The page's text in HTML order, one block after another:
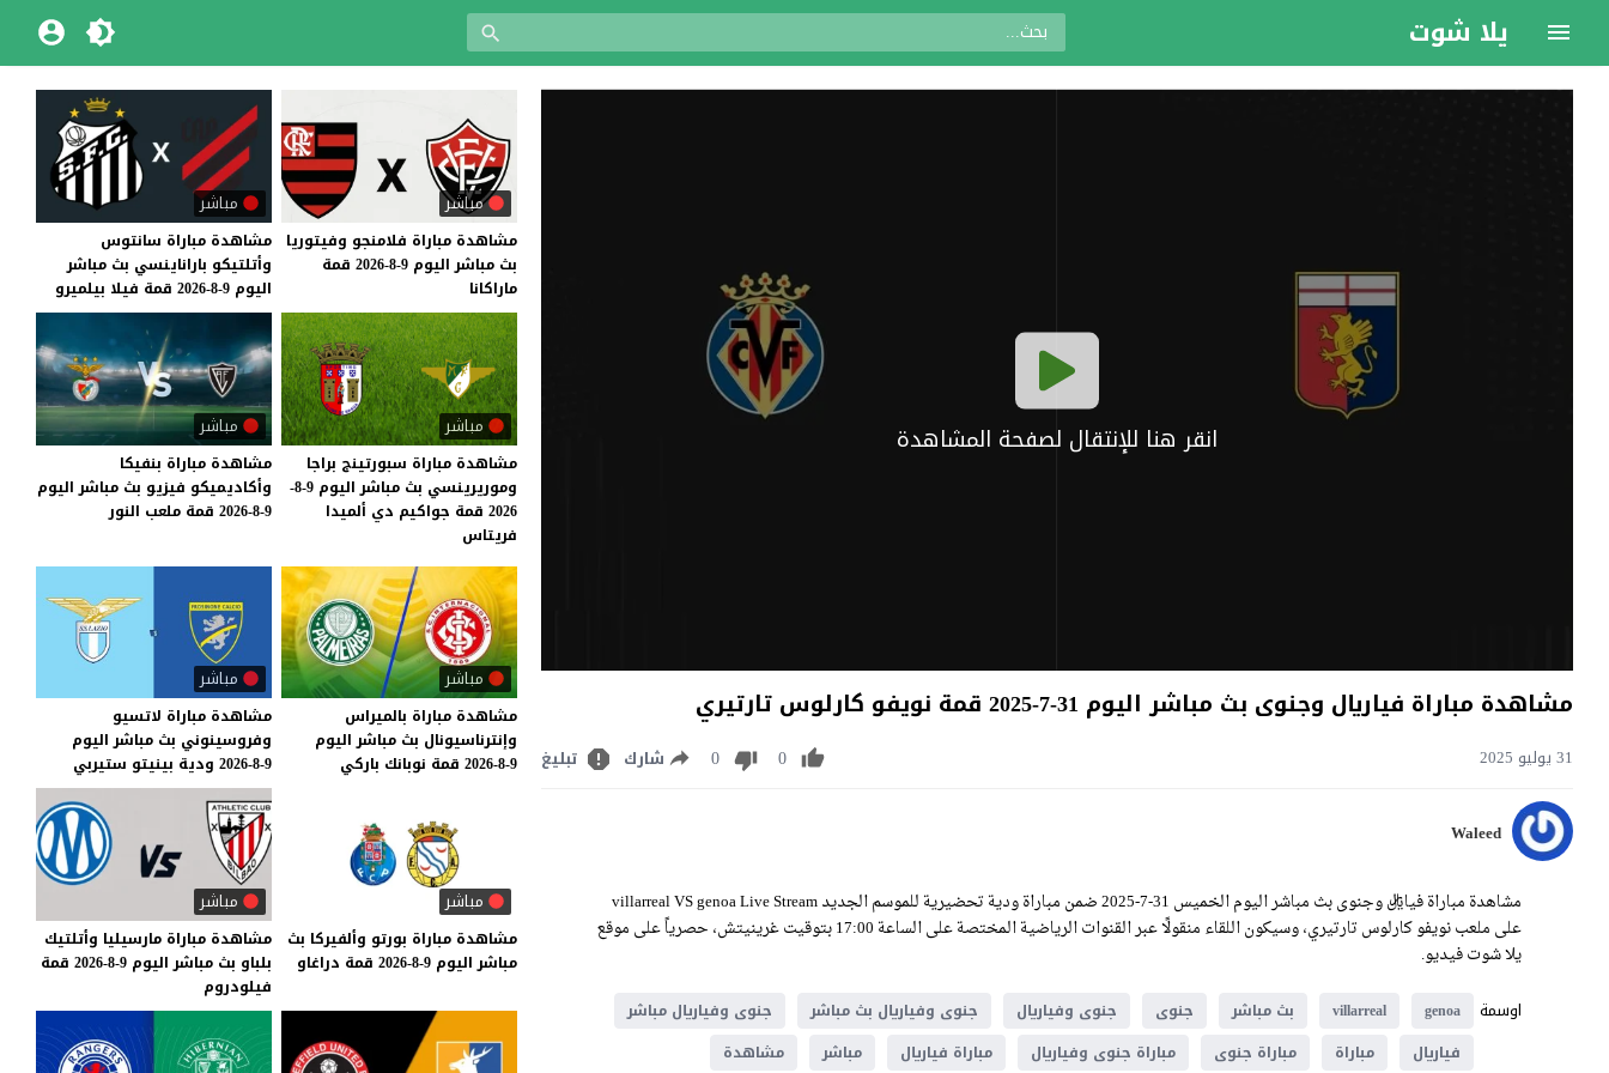
يلا شوت
انقر هنا للإنتقال لصفحة المشاهدة
مشاهدة مباراة فياريال وجنوى بث مباشر اليوم 31-7-2025 قمة نويفو كارلوس تارتيري
31 يوليو 2025 0
0 شارك تبليغ
Waleed
مشاهدة مباراة فياريال وجنوى بث مباشر اليوم الخميس 31-7-2025 ضمن مباراة ودية تحضيرية للموسم الجديد villarreal VS genoa Live Stream
على ملعب نويفو كارلوس تارتيري، وسيكون اللقاء منقولًا عبر القنوات الرياضية المختصة على الساعة 17:00 بتوقيت غرينيتش، حصرياً على موقع
يلا شوت فيديو.
اوسمة
genoa
villarreal بث مباشر جنوى جنوى وفياريال جنوى وفياريال بث مباشر
جنوى وفياريال مباشر
فياريال
مباراة مباراة جنوى مباراة جنوى وفياريال مباراة فياريال مباشر مشاهدة
مباشر
مشاهدة مباراة فلامنجو وفيتوريا
بث مباشر اليوم 9-8-2026
قمة
ماراكانا
مباشر
مشاهدة مباراة سانتوس
وأتلتيكو باراناينسي بث مباشر
اليوم 9-8-2026 قمة فيلا بيلميرو
مباشر
مشاهدة مباراة سبورتينج براجا
وموريرينسي بث مباشر اليوم 9-8-
2026 قمة جواكيم دي ألميدا
فريتاس
مباشر
مشاهدة مباراة بنفيكا
وأكاديميكو فيزيو بث مباشر اليوم
9-8-2026
قمة ملعب النور
مباشر
مشاهدة مباراة بالميراس
وإنترناسيونال بث مباشر اليوم
9-8-2026
قمة نوبانك باركي
مباشر
مشاهدة مباراة لاتسيو
وفروسينوني بث مباشر اليوم
9-8-2026
ودية بينيتو ستيربي
مباشر
مشاهدة مباراة بورتو وألفيركا بث
مباشر اليوم 9-8-2026 قمة دراغاو
مباشر
مشاهدة مباراة مارسيليا وأتلتيك
بلباو بث مباشر اليوم 9-8-2026
قمة
فيلودروم